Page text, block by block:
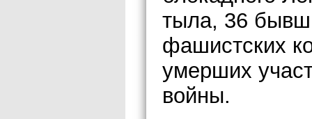
тыла, 36
фашистских
умерших
войны.